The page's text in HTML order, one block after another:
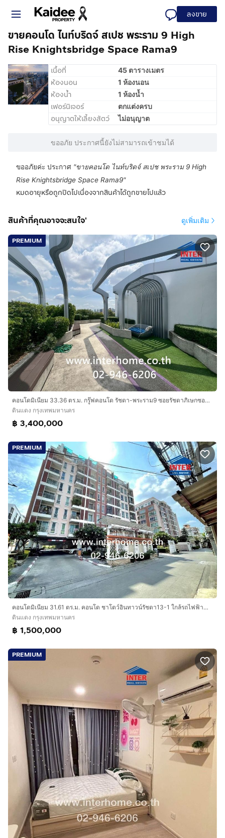
ลงขาย
ขายคอนโด ไนท์บริดจ์ สเปช พระราม 9 High
Rise Knightsbridge Space Rama9
เนื้อที่ 45 ตารางเมตร
ห้องนอน 1 ห้องนอน
ห้องน้ำ 1 ห้องน้ำ
เฟอร์นิเจอร์ ตกแต่งครบ
อนุญาตให้เลี้ยงสัตว์ ไม่อนุญาต
ขออภัย ประกาศนี้ยังไม่สามารถเข้าชมได้
ขออภัยค่ะ ประกาศ "ขายคอนโด ไนท์บริดจ์ สเปช พระราม 9 High
Rise Knightsbridge Space Rama9"
หมดอายุหรือถูกปิดไปเนื่องจากสินค้าได้ถูกขายไปแล้ว
สินค้าที่คุณอาจจะสนใจ' ดูเพิ่มเติม
PREMIUM
คอนโดมิเนียม 33.36 ตร.ม. กรู๊ฟคอนโด รัชดา-พระราม9 ซอยรัชดาภิเษกซอย3 ถนนอโศก-ดินแดง ถนนรัชดาภิเษก เขตดินแดง กรุงเทพมหานคร
ดินแดง กรุงเทพมหานคร
฿ 3,400,000
PREMIUM
คอนโดมิเนียม 31.61 ตร.ม. คอนโด ชาโตว์อินทาวน์รัชดา13-1 ใกล้รถไฟฟ้าMRTสายสีน้ำเงิน สถานีห้วยขวางซอยรัชดาภิเษก13-1 ถนนรัชดาภิเษก เขตดินแดง
ดินแดง กรุงเทพมหานคร
฿ 1,500,000
PREMIUM